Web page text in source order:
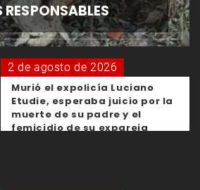
RESPONSABLES
2 de agosto de 2026
Murió el expolicía Luciano
Etudie, esperaba juicio por la
muerte de su padre y el
femicidio de su expareja